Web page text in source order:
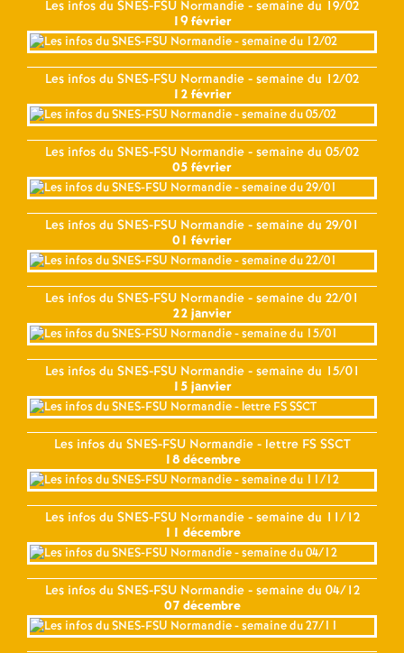
Les infos du SNES-FSU Normandie - semaine du 19/02
19 février
Les infos du SNES-FSU Normandie - semaine du 12/02
12 février
Les infos du SNES-FSU Normandie - semaine du 05/02
05 février
Les infos du SNES-FSU Normandie - semaine du 29/01
01 février
Les infos du SNES-FSU Normandie - semaine du 22/01
22 janvier
Les infos du SNES-FSU Normandie - semaine du 15/01
15 janvier
Les infos du SNES-FSU Normandie - lettre FS SSCT
18 décembre
Les infos du SNES-FSU Normandie - semaine du 11/12
11 décembre
Les infos du SNES-FSU Normandie - semaine du 04/12
07 décembre